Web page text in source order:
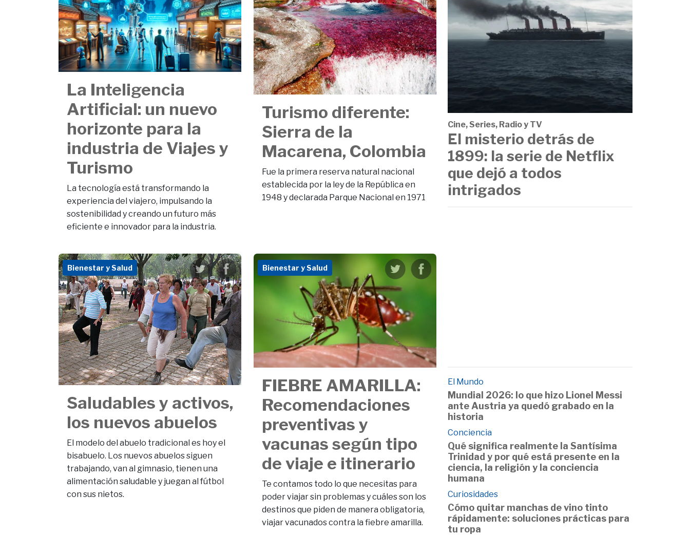
La Inteligencia
Artificial: un nuevo
horizonte para la
industria de Viajes y
Turismo
La tecnología está transformando la
experiencia del viajero, impulsando la
sostenibilidad y creando un futuro más
eficiente e innovador para la industria.
Turismo diferente:
Sierra de la
Macarena, Colombia
Fue la primera reserva natural nacional
establecida por la ley de la República en
1948 y declarada Parque Nacional en 1971
Bienestar y Salud
Saludables y activos,
los nuevos abuelos
El modelo del abuelo tradicional es hoy el
bisabuelo. Los nuevos abuelos siguen
trabajando, van al gimnasio, tienen una
alimentación saludable y juegan al fútbol
con sus nietos.
Bienestar y Salud
FIEBRE AMARILLA:
Recomendaciones
preventivas y
vacunas según tipo
de viaje e itinerario
Te contamos todo lo que necesitas para
poder viajar sin problemas y cuáles son los
destinos que piden de manera obligatoria,
viajar vacunados contra la fiebre amarilla.
Cine, Series, Radio y TV
El misterio detrás de
1899: la serie de Netflix
que dejó a todos
intrigados
El Mundo
Mundial 2026: lo que hizo Lionel Messi
ante Austria ya quedó grabado en la
historia
Conciencia
Qué significa realmente la Santísima
Trinidad y por qué está presente en la
ciencia, la religión y la conciencia
humana
Curiosidades
Cómo quitar manchas de vino tinto
rápidamente: soluciones prácticas para
tu ropa